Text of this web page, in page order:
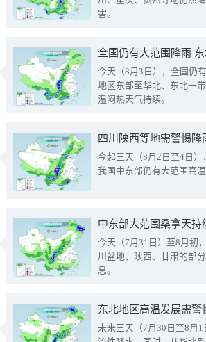
害。
全国仍有大范围降雨
今天（8月3日），全国仍
地区东部至华北、东北一
温闷热天气持续。
今起三天（8月2日至4日
我国中东部仍有大范围高
中东部大范围桑拿天
今天（7月31日）至8月初
川盆地、陕西、甘肃的部
息。
东北地区高温发展需
未来三天（7月30日至8月